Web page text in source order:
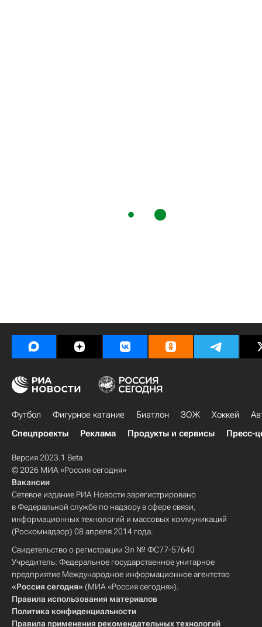
Футбол Фигурное катание Биатлон ЗОЖ Хоккей
Спецпроекты
Реклама Продукты и сервисы Пресс-
Версия 2023.1 Beta
© 2026 МИА «Россия сегодня»
Вакансии
Сетевое издание РИА Новости зарегистрировано
в Федеральной службе по надзору в сфере связи,
информационных технологий и массовых коммуникаций
(Роскомнадзор) 08 апреля 2014 года.
Свидетельство о регистрации Эл № ФС77-57640
Учредитель: Федеральное государственное унитарное
предприятие Международное информационное агентство
«Россия сегодня» (МИА «Россия сегодня»).
Правила использования материалов
Политика конфиденциальности
Правила применения рекомендательных технологий